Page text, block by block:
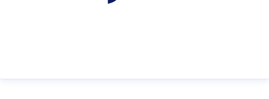
für Miete und Kauf, Termintreue, smarter
Service aus einer Hand setzt.